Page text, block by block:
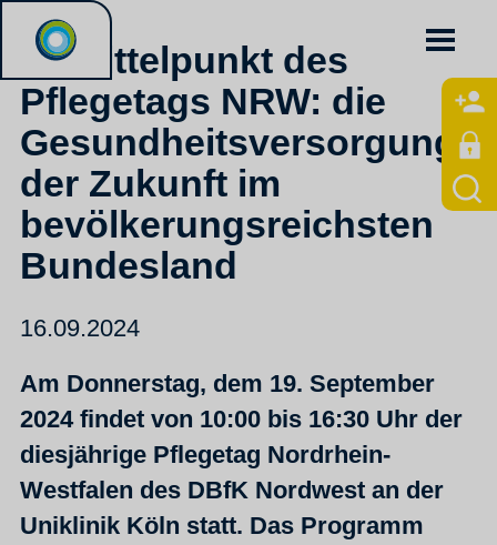
Im Mittelpunkt des
Pflegetags NRW: die
Gesundheitsversorgung
der Zukunft im
bevölkerungsreichsten
Bundesland
16.09.2024
Am Donnerstag, dem 19. September
2024 findet von 10:00 bis 16:30 Uhr der
diesjährige Pflegetag Nordrhein-
Westfalen des DBfK Nordwest an der
Uniklinik Köln statt. Das Programm